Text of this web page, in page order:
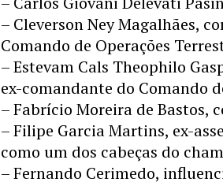
– Cleverson Ney Magalhães,
Comando de Operações
– Estevam Cals Theophilo
ex-comandante do Comando
– Fabrício Moreira de Bastos,
– Filipe Garcia Martins, ex-
como um dos cabeças do
– Fernando Cerimedo,